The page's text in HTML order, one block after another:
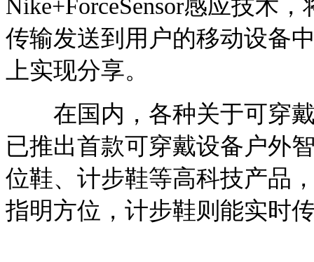
Nike+ForceSensor感应技术
传输发送到用户的移动设备
上实现分享。
在国内，各种关于可穿戴
已推出首款可穿戴设备户外
位鞋、计步鞋等高科技产品
指明方位，计步鞋则能实时